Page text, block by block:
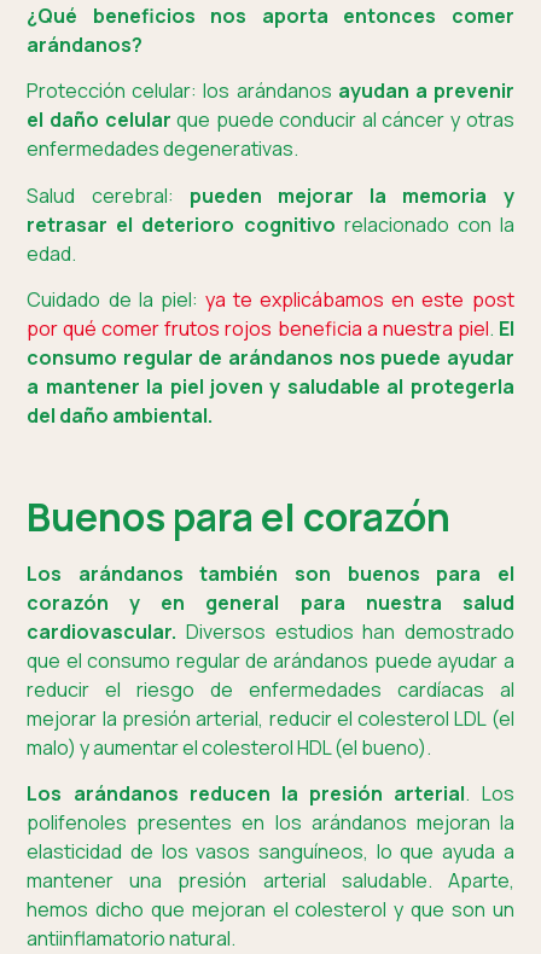
¿Qué beneficios nos aporta entonces comer
arándanos?
Protección celular: los arándanos ayudan a prevenir
el daño celular que puede conducir al cáncer y otras
enfermedades degenerativas.
Salud cerebral: pueden mejorar la memoria y
retrasar el deterioro cognitivo relacionado con la
edad.
Cuidado de la piel: ya te explicábamos en este post
por qué comer frutos rojos beneficia a nuestra piel. El
consumo regular de arándanos nos puede ayudar
a mantener la piel joven y saludable al protegerla
del daño ambiental.
Buenos para el corazón
Los arándanos también son buenos para el
corazón y en general para nuestra salud
cardiovascular. Diversos estudios han demostrado
que el consumo regular de arándanos puede ayudar a
reducir el riesgo de enfermedades cardíacas al
mejorar la presión arterial, reducir el colesterol LDL (el
malo) y aumentar el colesterol HDL (el bueno).
Los arándanos reducen la presión arterial. Los
polifenoles presentes en los arándanos mejoran la
elasticidad de los vasos sanguíneos, lo que ayuda a
mantener una presión arterial saludable. Aparte,
hemos dicho que mejoran el colesterol y que son un
antiinflamatorio natural.